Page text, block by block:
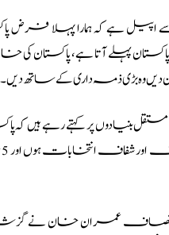
سے اپیل ہے کہ ہمارا پہلا
پہلے آتا ہے، پاکستان
دیں وہ بڑی ذمہ داری کے ساتھ دیں۔
پر کہتے رہے ہیں کہ
عمران خان نے گزشتہ